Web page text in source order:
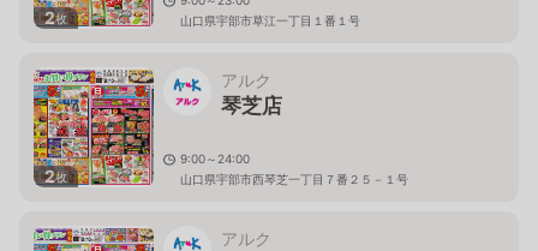
2枚
山口県宇部市草江一丁目１番１号
2枚
アルク
琴芝店
9:00～24:00
山口県宇部市西琴芝一丁目７番２５－１号
アルク